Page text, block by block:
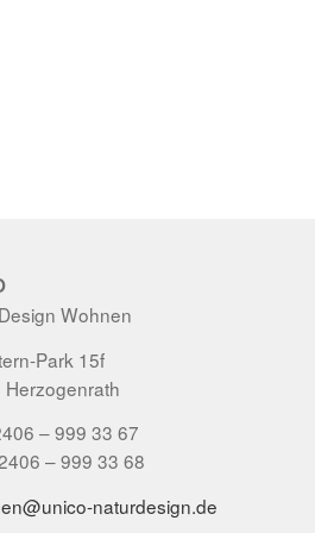
Wohnen
Park 15f
– 999 33 67
– 999 33 68
naturdesign.de